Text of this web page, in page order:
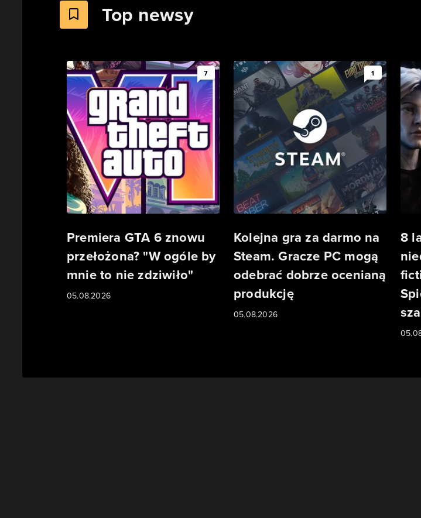
Top newsy
7
Premiera GTA 6 znowu
przełożona? "W ogóle by
mnie to nie zdziwiło"
05.08.2026
1
Kolejna gra za darmo na
Steam. Gracze PC mogą
odebrać dobrze ocenianą
produkcję
05.08.2026
8